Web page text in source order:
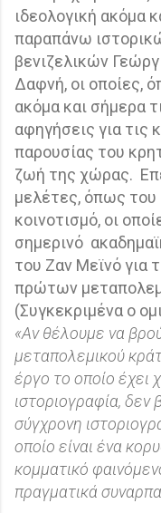
ιδεολογική ακόμα
παραπάνω
βενιζελικών
Δαφνή, οι οποίες,
ακόμα και σήμερα
αφηγήσεις για τις
παρουσίας του
ζωή της χώρας.
μελέτες, όπως του
κοινοτισμό, οι
σημερινό
του Ζαν Μεϊνό για
πρώτων
(Συγκεκριμένα ο
«Αν θέλουμε να
μεταπολεμικού
έργο το οποίο έχει
ιστοριογραφία,
σύγχρονη
οποίο είναι ένα
κομματικό
πραγματικά